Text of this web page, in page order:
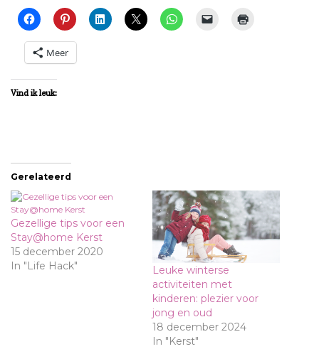
Meer
Vind ik leuk:
Gerelateerd
Gezellige tips voor een
Stay@home Kerst
15 december 2020
In "Life Hack"
Leuke winterse
activiteiten met
kinderen: plezier voor
jong en oud
18 december 2024
In "Kerst"